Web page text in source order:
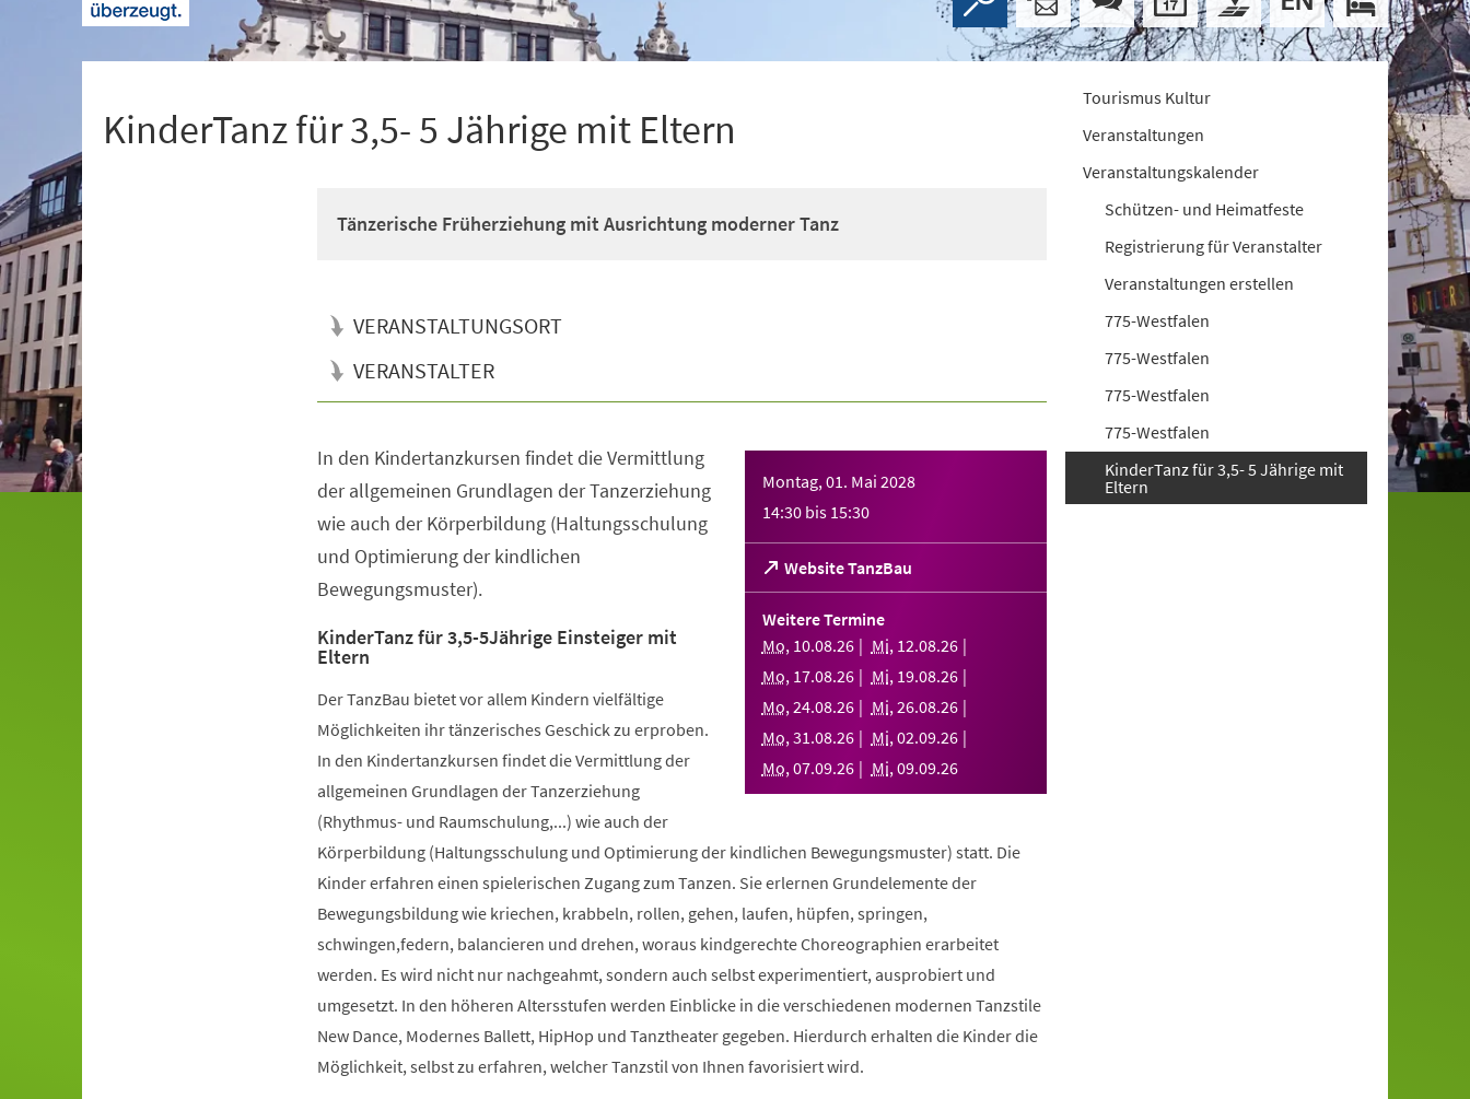
KinderTanz für 3,5- 5 Jährige mit Eltern
Tänzerische Früherziehung mit Ausrichtung moderner Tanz
VERANSTALTUNGSORT
VERANSTALTER
Montag, 01. Mai 2028
14:30 bis 15:30
Website TanzBau
(Öffnet
in
einem
Tab)
Weitere Termine
Mo, 10.08.26 Mi, 12.08.26
Mo, 17.08.26 Mi, 19.08.26
Mo,24.08.26 Mi,26.08.26
Mo,31.08.26 Mi,02.09.26
Mo,07.09.26 Mi,09.09.26
In den Kindertanzkursen findet die Vermittlung
der allgemeinen Grundlagen der Tanzerziehung
wie auch der Körperbildung (Haltungsschulung
und Optimierung der kindlichen
Bewegungsmuster).
KinderTanz für 3,5-5Jährige Einsteiger mit
Eltern
Der TanzBau bietet vor allem Kindern vielfältige
Möglichkeiten ihr tänzerisches Geschick zu erproben.
In den Kindertanzkursen findet die Vermittlung der
allgemeinen Grundlagen der Tanzerziehung
(Rhythmus- und Raumschulung,...) wie auch der
Körperbildung (Haltungsschulung und Optimierung der kindlichen Bewegungsmuster) statt. Die
Kinder erfahren einen spielerischen Zugang zum Tanzen. Sie erlernen Grundelemente der
Bewegungsbildung wie kriechen, krabbeln, rollen, gehen, laufen, hüpfen, springen,
schwingen,federn, balancieren und drehen, woraus kindgerechte Choreographien erarbeitet
werden. Es wird nicht nur nachgeahmt, sondern auch selbst experimentiert, ausprobiert und
umgesetzt. In den höheren Altersstufen werden Einblicke in die verschiedenen modernen Tanzstile
New Dance, Modernes Ballett, HipHop und Tanztheater gegeben. Hierdurch erhalten die Kinder die
Möglichkeit, selbst zu erfahren, welcher Tanzstil von Ihnen favorisiert wird.
Tourismus Kultur
Veranstaltungen
Veranstaltungskalender
Schützen- und Heimatfeste
Registrierung für Veranstalter
Veranstaltungen erstellen
775-Westfalen
775-Westfalen
775-Westfalen
775-Westfalen
KinderTanz für 3,5- 5 Jährige mit
Eltern